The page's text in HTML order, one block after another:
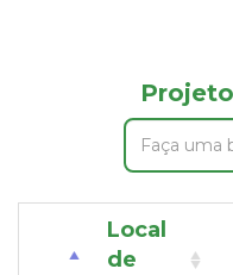
Local
de